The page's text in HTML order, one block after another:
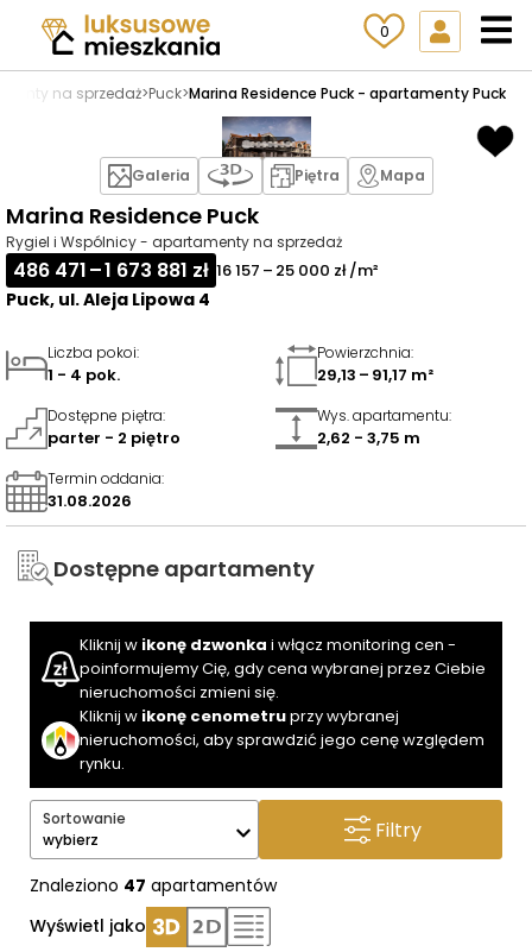
0
na sprzedaż>Puck>Marina Residence Puck - apartamenty Puck
Marina Residence Puck
Rygiel i Wspólnicy - apartamenty na sprzedaż
486 471 – 1 673 881 zł 16 157 – 25 000 zł /m²
Puck, ul. Aleja Lipowa 4
Galeria Piętra Mapa
Liczba pokoi:
1 - 4 pok.
Powierzchnia:
29,13 – 91,17 m²
Dostępne piętra:
parter - 2 piętro
Wys. apartamentu:
2,62 - 3,75 m
Termin oddania:
31.08.2026
Dostępne apartamenty
Kliknij w ikonę dzwonka i włącz monitoring cen -
poinformujemy Cię, gdy cena wybranej przez Ciebie
nieruchomości zmieni się.
Kliknij w ikonę cenometruprzy wybranej
nieruchomości, aby sprawdzić jego cenę względem
rynku.
Filtry
Sortowanie
wybierz
Znaleziono 47 apartamentów
Wyświetl jako